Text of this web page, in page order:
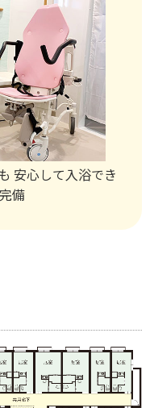
安心して入浴でき
備